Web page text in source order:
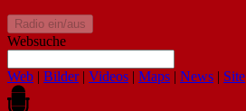
Radio ein/aus
Websuche
Web | Bilder| Videos | Maps | News | Site